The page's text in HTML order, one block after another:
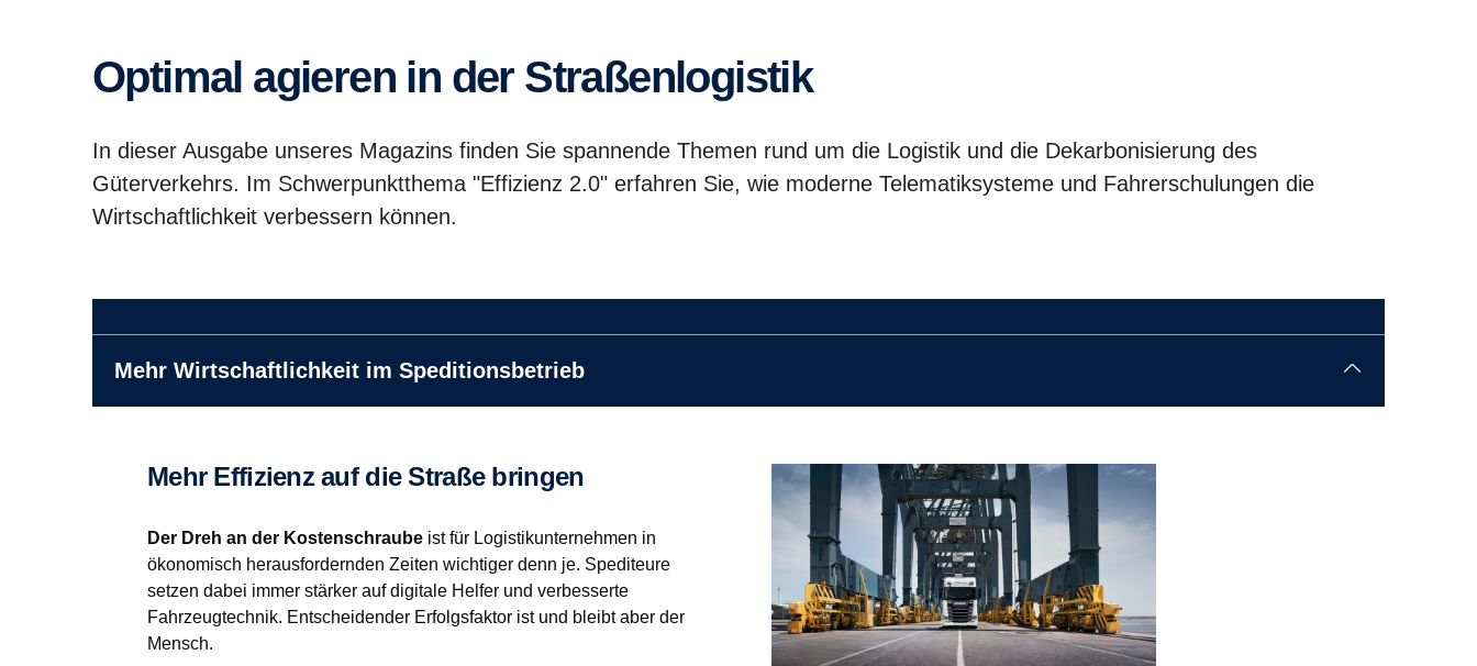
Optimal agieren in der Straßenlogistik
In dieser Ausgabe unseres Magazins finden Sie spannende Themen rund um die Logistik und die Dekarbonisierung des
Güterverkehrs. Im Schwerpunktthema "Effizienz 2.0" erfahren Sie, wie moderne Telematiksysteme und Fahrerschulungen die
Wirtschaftlichkeit verbessern können.
Mehr Wirtschaftlichkeit im Speditionsbetrieb
Mehr Effizienz auf die Straße bringen
Der Dreh an der Kostenschraube ist für Logistikunternehmen in
ökonomisch herausfordernden Zeiten wichtiger denn je. Spediteure
setzen dabei immer stärker auf digitale Helfer und verbesserte
Fahrzeugtechnik. Entscheidender Erfolgsfaktor ist und bleibt aber der
Mensch.